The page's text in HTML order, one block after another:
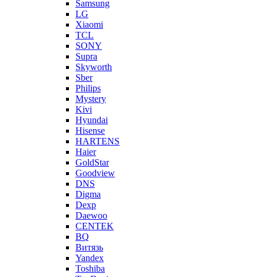
Samsung
LG
Xiaomi
TCL
SONY
Supra
Skyworth
Sber
Philips
Mystery
Kivi
Hyundai
Hisense
HARTENS
Haier
GoldStar
Goodview
DNS
Digma
Dexp
Daewoo
CENTEK
BQ
Витязь
Yandex
Toshiba